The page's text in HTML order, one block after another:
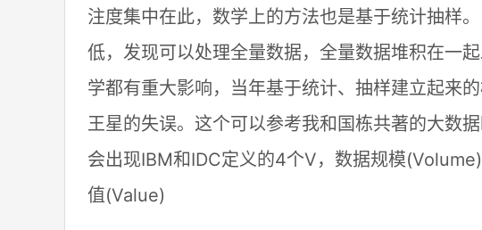
注度集中在此，数学上的方法也是基于统计抽样
低，发现可以处理全量数据，全量数据堆积在一
学都有重大影响，当年基于统计、抽样建立起来
王星的失误。这个可以参考我和国栋共著的大数
会出现IBM和IDC定义的4个V，数据规模
值(Value)